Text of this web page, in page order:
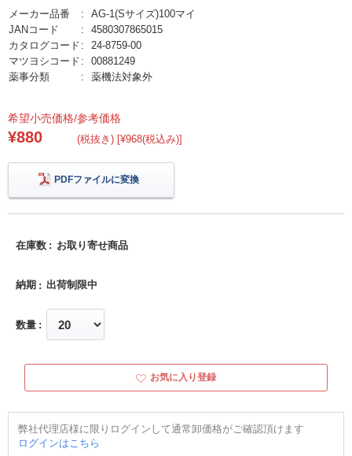
メーカー品番
AG-1(Sサイズ)100マイ
JANコード
4580307865015
カタログコード
24-8759-00
マツヨシコード
00881249
薬事分類
薬機法対象外
希望小売価格/参考価格
¥880 (税抜き) [¥968(税込み)]
PDFファイルに変換
在庫数 お取り寄せ商品
納期 出荷制限中
数量
お気に入り登録
弊社代理店様に限りログインして通常卸価格がご確認頂けます
ログインはこちら